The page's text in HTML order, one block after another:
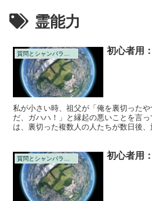
霊能力
初心者用
私が小さい時、祖父が「俺を裏切った
だ、ガハハ！」と縁起の悪いことを言
は、裏切った複数人の人たちが数日後、
ど、数回あるみたいです。 子供心に「
質問とシャンバラの回答 初心者用